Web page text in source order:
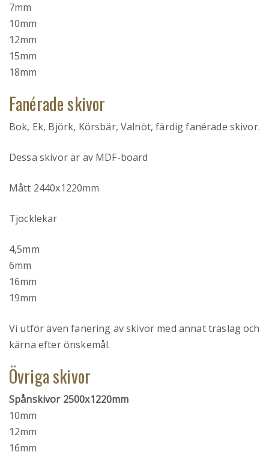
7mm
10mm
12mm
15mm
18mm
Fanérade skivor
Bok, Ek, Björk, Körsbär, Valnöt, färdig fanérade skivor.
Dessa skivor är av MDF-board
Mått 2440x1220mm
Tjocklekar
4,5mm
6mm
16mm
19mm
Vi utför även fanering av skivor med annat träslag och
kärna efter önskemål.
Övriga skivor
Spånskivor 2500x1220mm
10mm
12mm
16mm